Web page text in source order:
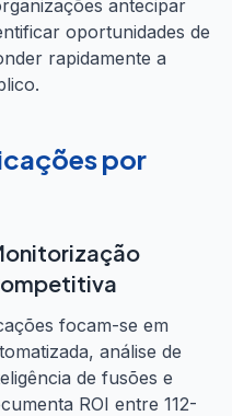
antecipar
oportunidades de
rapidamente a
por
focam-se em
análise de
de fusões e
ROI entre 112-